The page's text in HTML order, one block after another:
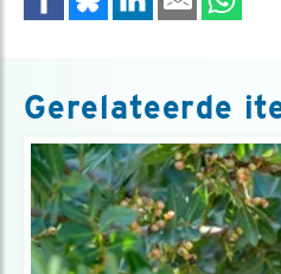
Gerelateerde